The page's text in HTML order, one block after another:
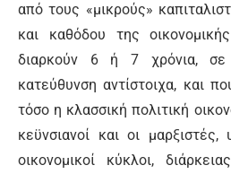
από τους «μικρούς»
και καθόδου της
διαρκούν 6 ή 7 χρόνια, σε
κατεύθυνση αντίστοιχα, και
τόσο η κλασσική πολιτική
κεϋνσιανοί και οι
οικονομικοί κύκλοι,